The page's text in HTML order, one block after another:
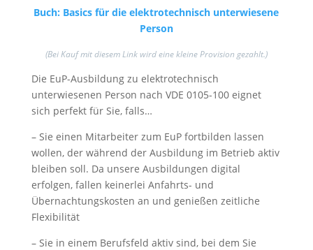
Buch: Basics für die elektrotechnisch unterwiesene
Person
(Bei Kauf mit diesem Link wird eine kleine Provision gezahlt.)
Die EuP-Ausbildung zu elektrotechnisch
unterwiesenen Person nach VDE 0105-100 eignet
sich perfekt für Sie, falls…
– Sie einen Mitarbeiter zum EuP fortbilden lassen
wollen, der während der Ausbildung im Betrieb aktiv
bleiben soll. Da unsere Ausbildungen digital
erfolgen, fallen keinerlei Anfahrts- und
Übernachtungskosten an und genießen zeitliche
Flexibilität
– Sie in einem Berufsfeld aktiv sind, bei dem Sie